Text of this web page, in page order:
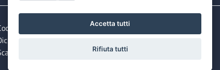
e privacy
Note legali
di accessibilità
i file Open Data
Accetta tutti
Rifiuta tutti